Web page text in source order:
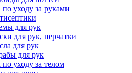
по уходу за руками
для рук
для рук, перчатки
для рук
для рук
по уходу за телом